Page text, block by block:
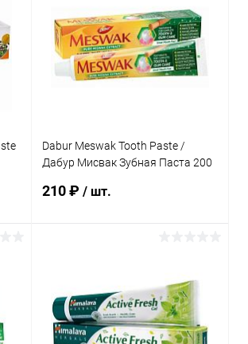
Dabur Meswak Tooth Paste /
Дабур Мисвак Зубная Паста 200
210 ₽/ шт.
Купить в 1 клик Сравнение
В избранное Под заказ